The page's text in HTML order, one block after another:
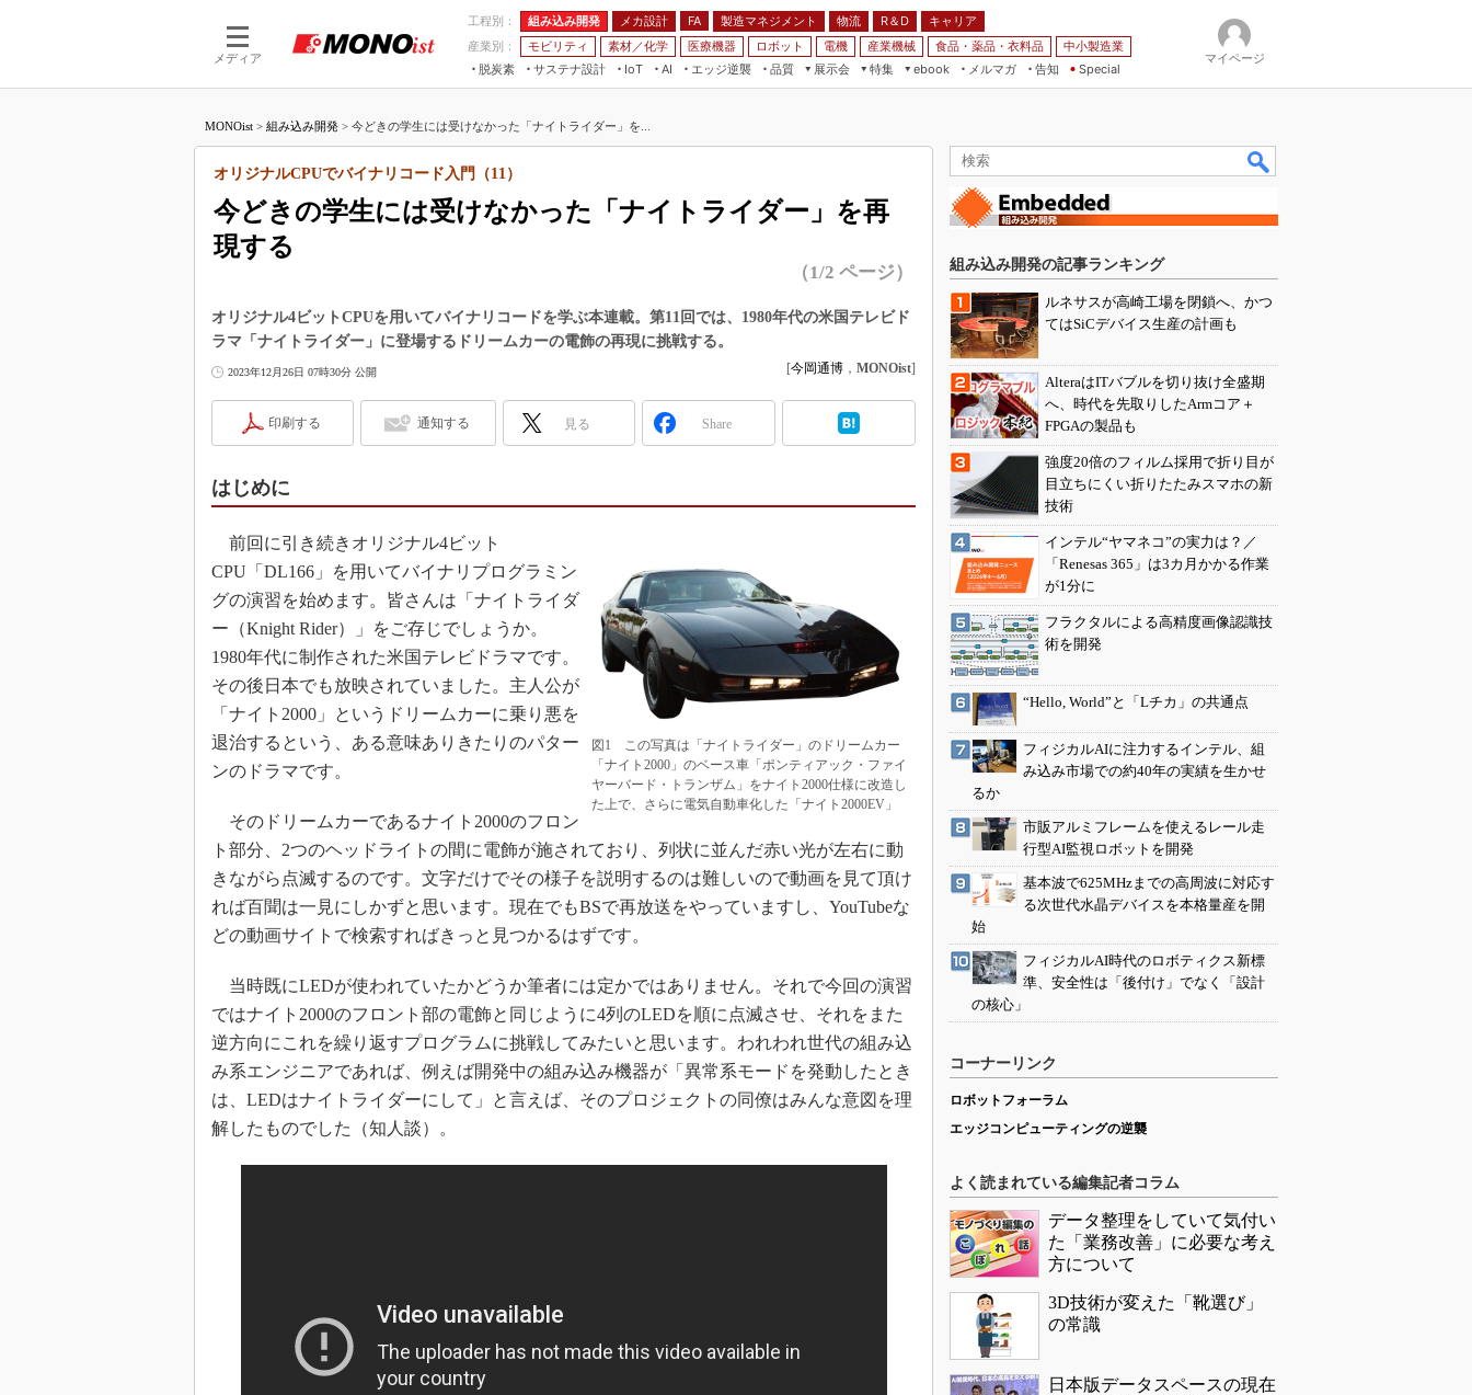
メディア
工程別： 組み込み開発 メカ設計 FA 製造マネジメント 物流 R＆D
キャリア
産業別：
モビリティ 素材／化学 医療機器 ロボット 電機 産業機械 食品・薬品・衣料品
中小製造業
脱炭素
サステナ設計
IoT
つながる工場
つながるサービス
AI
AI×設備保全
Physical AI
エッジ逆襲 品質
展示会
JIMTOF
IIFES
TECHNO-FRONTIER
人テク展
日本ものづくりワールド
産業オープンネット展
特集
つながるクルマ
フィールドサービス
組み込みモデリング
車載ソフト開発
ISO26262
S＆OP
インダストリー4.0
イノベーション
製造業ビッグデータ
メイドインジャパン
植物工場
知財マネジメント
海外生産
制御セキュリティ
新型コロナへの対応
ebook
モビリティ
メルマガ
告知 Special
マイページ
MONOist > 組み込み開発 > 今どきの学生には受けなかった「ナイトライダー」を...
今どきの学生には受けなかった「ナイトライダー」を再
現する
オリジナルCPUでバイナリコード入門（11）
（1/2 ページ）
オリジナル4ビットCPUを用いてバイナリコードを学ぶ本連載。第11回では、1980年代の米国テレビド
ラマ「ナイトライダー」に登場するドリームカーの電飾の再現に挑戦する。
2023年12月26日 07時30分 公開 [今岡通博 ， MONOist]
印刷する 通知する 見る Share
はじめに
図1 この写真は「ナイトライダー」のドリームカー
「ナイト2000」のベース車「ポンティアック・ファイ
ヤーバード・トランザム」をナイト2000仕様に改造し
た上で、さらに電気自動車化した「ナイト2000EV」
前回に引き続きオリジナル4ビット
CPU「DL166」を用いてバイナリプログラミン
グの演習を始めます。皆さんは「ナイトライダ
ー（Knight Rider）」をご存じでしょうか。
1980年代に制作された米国テレビドラマです。
その後日本でも放映されていました。主人公が
「ナイト2000」というドリームカーに乗り悪を
退治するという、ある意味ありきたりのパター
ンのドラマです。
そのドリームカーであるナイト2000のフロン
ト部分、2つのヘッドライトの間に電飾が施されており、列状に並んだ赤い光が左右に動
きながら点滅するのです。文字だけでその様子を説明するのは難しいので動画を見て頂け
れば百聞は一見にしかずと思います。現在でもBSで再放送をやっていますし、YouTubeな
どの動画サイトで検索すればきっと見つかるはずです。
当時既にLEDが使われていたかどうか筆者には定かではありません。それで今回の演習
ではナイト2000のフロント部の電飾と同じように4列のLEDを順に点滅させ、それをまた
逆方向にこれを繰り返すプログラムに挑戦してみたいと思います。われわれ世代の組み込
み系エンジニアであれば、例えば開発中の組み込み機器が「異常系モードを発動したとき
は、LEDはナイトライダーにして」と言えば、そのプロジェクトの同僚はみんな意図を理
解したものでした（知人談）。
組み込み開発の記事ランキング
ルネサスが高崎工場を閉鎖へ、かつ
てはSiCデバイス生産の計画も
AlteraはITバブルを切り抜け全盛期
へ、時代を先取りしたArmコア＋
FPGAの製品も
強度20倍のフィルム採用で折り目が
目立ちにくい折りたたみスマホの新
技術
インテル“ヤマネコ”の実力は？／
「Renesas 365」は3カ月かかる作業
が1分に
フラクタルによる高精度画像認識技
術を開発
“Hello, World”と「Lチカ」の共通点
フィジカルAIに注力するインテル、組
み込み市場での約40年の実績を生かせ
るか
市販アルミフレームを使えるレール走
行型AI監視ロボットを開発
基本波で625MHzまでの高周波に対応す
る次世代水晶デバイスを本格量産を開
始
フィジカルAI時代のロボティクス新標
準、安全性は「後付け」でなく「設計
の核心」
コーナーリンク
ロボットフォーラム
エッジコンピューティングの逆襲
よく読まれている編集記者コラム
データ整理をしていて気付い
た「業務改善」に必要な考え
方について
3D技術が変えた「靴選び」
の常識
日本版データスペースの現在